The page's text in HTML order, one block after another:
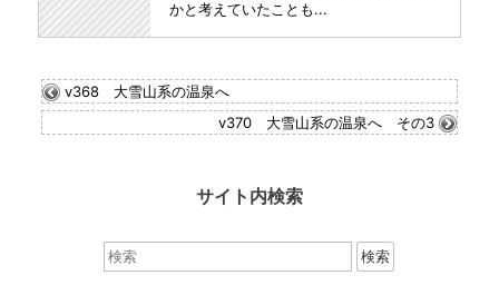
かと考えていたことも...
v368 大雪山系の温泉へ
v370 大雪山系の温泉へ その3
サイト内検索
索：